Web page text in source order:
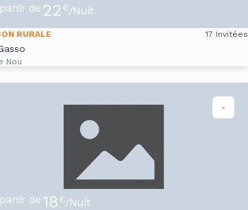
de 22€/Nuit
RURALE 17 Invitées
Nou
-
de 18€/Nuit